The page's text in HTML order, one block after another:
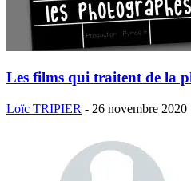
Les films qui traitent de la
Loïc TRIPIER - 26 novembre 2020